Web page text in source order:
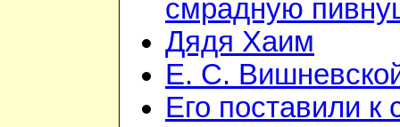
смрадную
Дядя Хаим
Е. С.
Его поставили к